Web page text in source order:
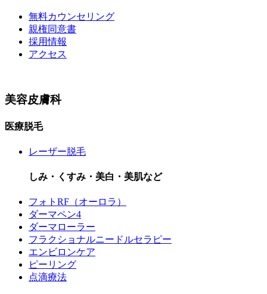
無料カウンセリング
親権同意書
採用情報
アクセス
美容皮膚科
医療脱毛
レーザー脱毛
しみ・くすみ・美白・美肌など
フォトRF（オーロラ）
ダーマペン4
ダーマローラー
フラクショナルニードルセラピー
エンビロンケア
ピーリング
点滴療法